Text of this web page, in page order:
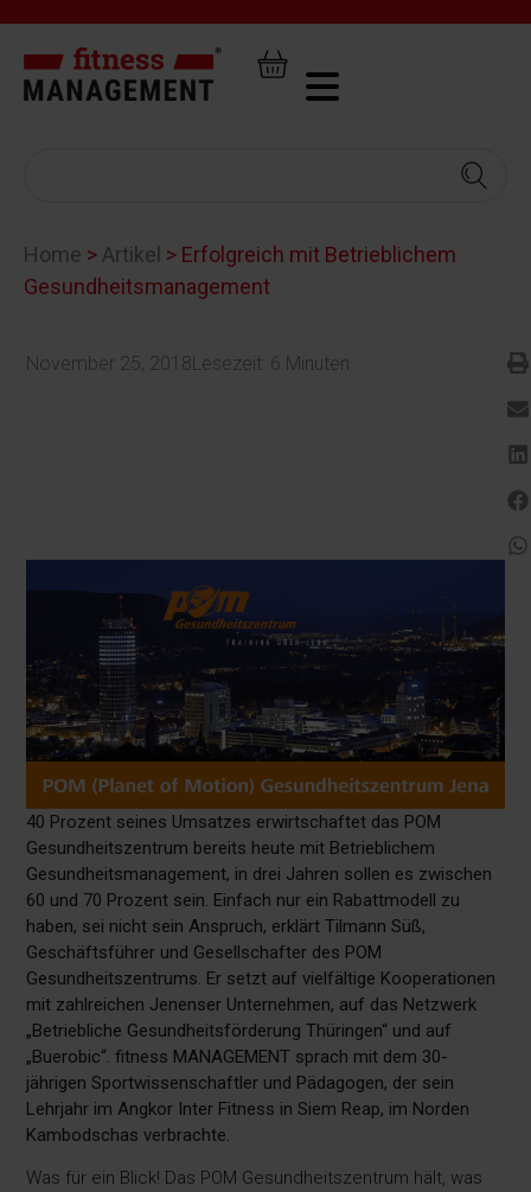
Home > Artikel > Erfolgreich mit Betrieblichem
Gesundheitsmanagement
November 25, 2018Lesezeit: 6 Minuten
40 Prozent seines Umsatzes erwirtschaftet das POM
Gesundheitszentrum bereits heute mit Betrieblichem
Gesundheitsmanagement, in drei Jahren sollen es zwischen
60 und 70 Prozent sein. Einfach nur ein Rabattmodell zu
haben, sei nicht sein Anspruch, erklärt Tilmann Süß,
Geschäftsführer und Gesellschafter des POM
Gesundheitszentrums. Er setzt auf vielfältige Kooperationen
mit zahlreichen Jenenser Unternehmen, auf das Netzwerk
„Betriebliche Gesundheitsförderung Thüringen“ und auf
„Buerobic“. fitness MANAGEMENT sprach mit dem 30-
jährigen Sportwissenschaftler und Pädagogen, der sein
Lehrjahr im Angkor Inter Fitness in Siem Reap, im Norden
Kambodschas verbrachte.
Was für ein Blick! Das POM Gesundheitszentrum hält, was